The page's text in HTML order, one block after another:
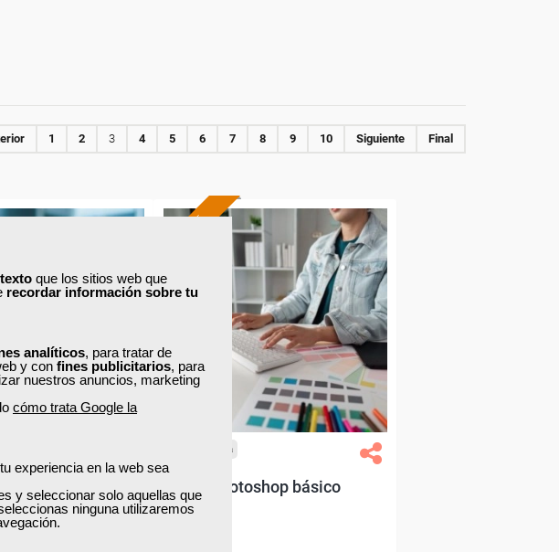
que los sitios web que
recordar información sobre tu
analíticos, para tratar de
y con fines publicitarios, para
nuestros anuncios, marketing
cómo trata Google la
experiencia en la web sea
y seleccionar solo aquellas que
ninguna utilizaremos
1 2 3 4 5 6 7 8 9 10 Siguiente Final
los sectores.
de proyectos
Formación 100%
subvencionada.
Para desempleados,
trabajadores y autónomos
de Cantabria.
Para todos los sectores.
Cursos Femxa
Photoshop básico